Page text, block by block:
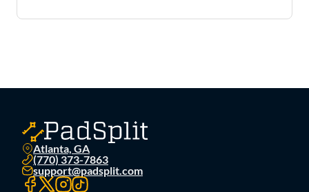
Atlanta, GA
(770) 373-7863
support@padsplit.com